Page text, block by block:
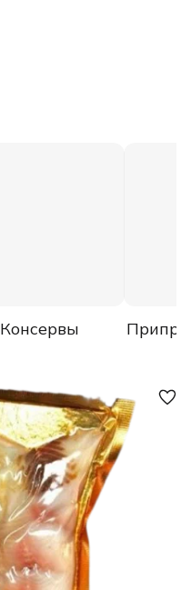
Консервы